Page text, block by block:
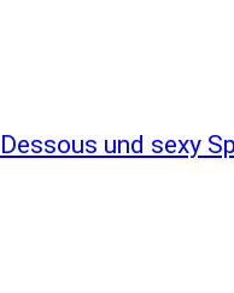
und sexy